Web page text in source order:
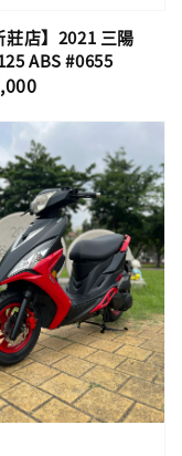
莊店】2021 三陽
ABS #0655